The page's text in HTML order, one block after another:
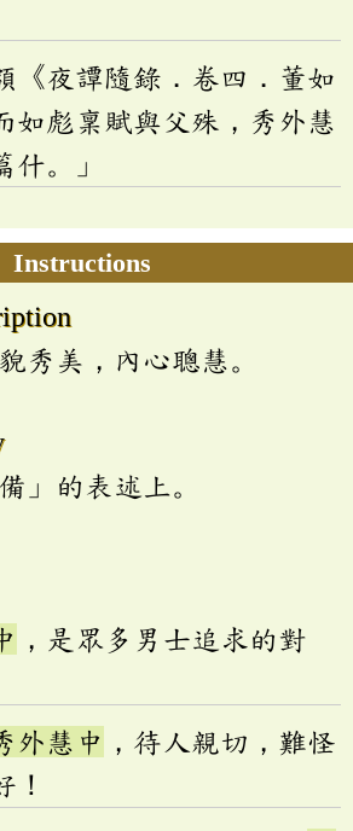
《夜譚隨錄．卷四．董如
如彪稟賦與父殊，秀外慧
什。」
Instructions
秀美，內心聰慧。
」的表述上。
，是眾多男士追求的對
外慧中 ，待人親切，難怪
！